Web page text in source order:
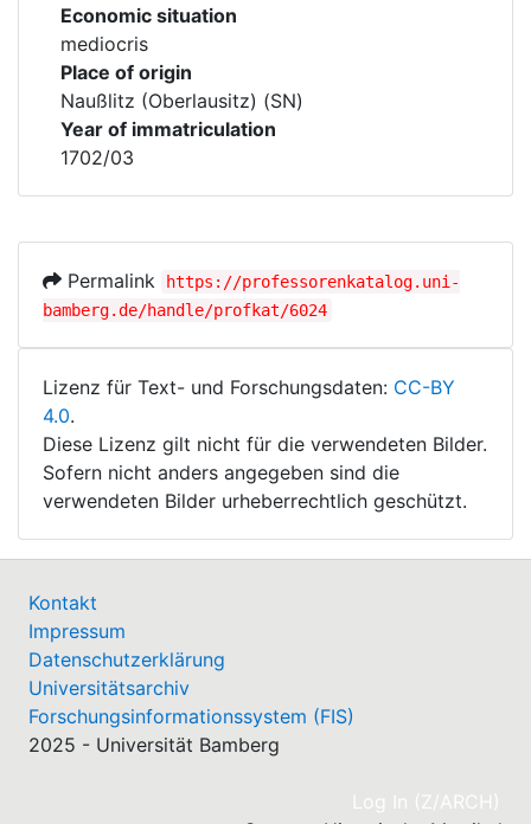
Economic situation
mediocris
Place of origin
Naußlitz (Oberlausitz) (SN)
Year of immatriculation
1702/03
Permalink
https://professorenkatalog.uni-
bamberg.de/handle/profkat/6024
Lizenz für Text- und Forschungsdaten: CC-BY
4.0.
Diese Lizenz gilt nicht für die verwendeten Bilder.
Sofern nicht anders angegeben sind die
verwendeten Bilder urheberrechtlich geschützt.
Kontakt
Impressum
Datenschutzerklärung
Universitätsarchiv
Forschungsinformationssystem (FIS)
2025 - Universität Bamberg
Log In (Z/ARCH)